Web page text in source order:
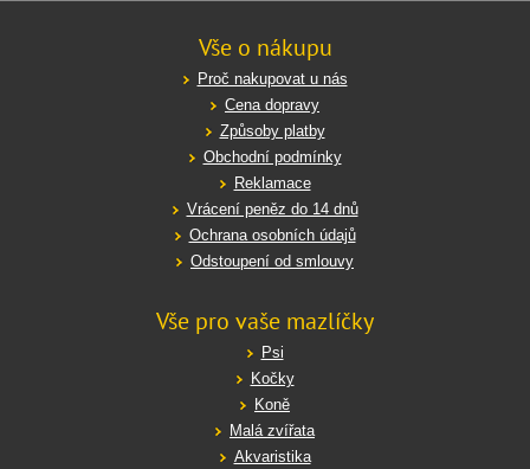
Vše o nákupu
Proč nakupovat u nás
Cena dopravy
Způsoby platby
Obchodní podmínky
Reklamace
Vrácení peněz do 14 dnů
Ochrana osobních údajů
Odstoupení od smlouvy
Vše pro vaše mazlíčky
Psi
Kočky
Koně
Malá zvířata
Akvaristika